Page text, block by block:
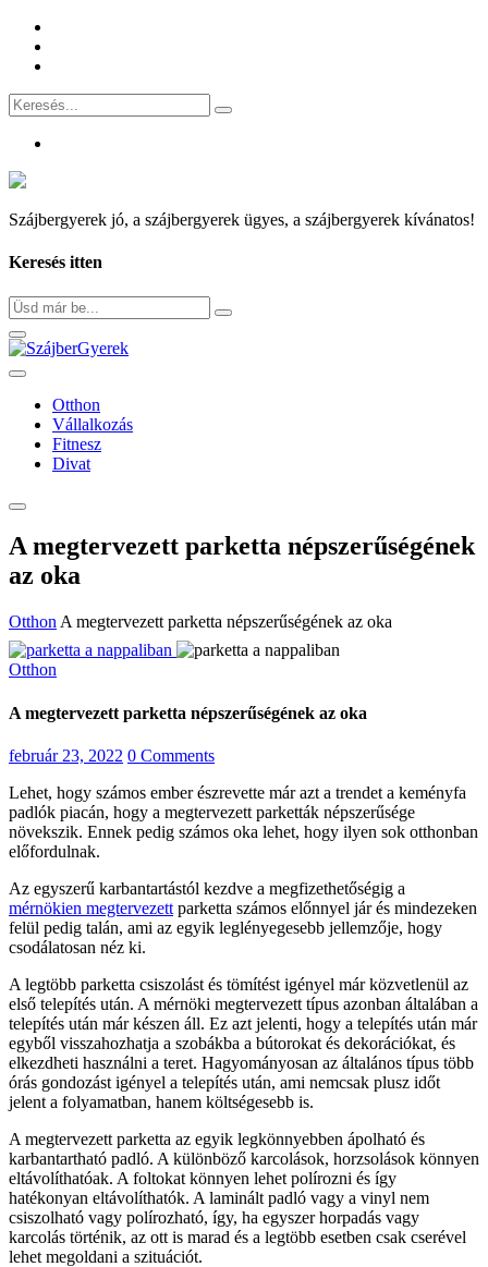
Skip
content
Szájbergyerek jó, a szájbergyerek ügyes, a szájbergyerek kívánatos!
Keresés itten
Otthon
Vállalkozás
Fitnesz
Divat
A megtervezett parketta népszerűségének
az oka
Otthon A megtervezett parketta népszerűségének az oka
Otthon
A megtervezett parketta népszerűségének az oka
február 23, 2022 0 Comments
Lehet, hogy számos ember észrevette már azt a trendet a keményfa
padlók piacán, hogy a megtervezett parketták népszerűsége
növekszik. Ennek pedig számos oka lehet, hogy ilyen sok otthonban
előfordulnak.
Az egyszerű karbantartástól kezdve a megfizethetőségig a
mérnökien megtervezett parketta számos előnnyel jár és mindezeken
felül pedig talán, ami az egyik leglényegesebb jellemzője, hogy
csodálatosan néz ki.
A legtöbb parketta csiszolást és tömítést igényel már közvetlenül az
első telepítés után. A mérnöki megtervezett típus azonban általában a
telepítés után már készen áll. Ez azt jelenti, hogy a telepítés után már
egyből visszahozhatja a szobákba a bútorokat és dekorációkat, és
elkezdheti használni a teret. Hagyományosan az általános típus több
órás gondozást igényel a telepítés után, ami nemcsak plusz időt
jelent a folyamatban, hanem költségesebb is.
A megtervezett parketta az egyik legkönnyebben ápolható és
karbantartható padló. A különböző karcolások, horzsolások könnyen
eltávolíthatóak. A foltokat könnyen lehet polírozni és így
hatékonyan eltávolíthatók. A laminált padló vagy a vinyl nem
csiszolható vagy polírozható, így, ha egyszer horpadás vagy
karcolás történik, az ott is marad és a legtöbb esetben csak cserével
lehet megoldani a szituációt.